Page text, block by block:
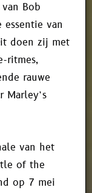
Bob
van
doen zij met
ritmes,
rauwe
Marley’s
van het
of the
op 7 mei